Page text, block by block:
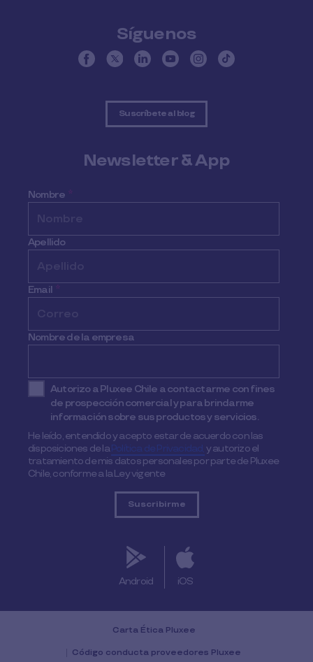
Síguenos
Suscríbete al blog
Newsletter & App
Nombre *
Apellido
Email *
Nombre de la empresa
Autorizo a Pluxee Chile a contactarme con fines
de prospección comercial y para brindarme
información sobre sus productos y servicios.
He leído, entendido y acepto estar de acuerdo con las
disposiciones de laPolítica de Privacidad,y autorizo el
tratamiento de mis datos personales por parte de Pluxee
Chile, conforme a la Ley vigente
Android iOS
Carta Ética Pluxee
Código conducta proveedores Pluxee